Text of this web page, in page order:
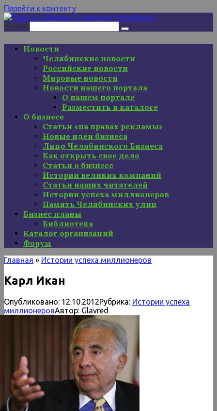
Перейти к контенту
Поиск:
Новости
Челябинские новости
Российские новости
Мировые новости
Новости нашего портала
О нашем портале
Разместить в каталоге
О бизнесе
Статьи «на правах рекламы»
Новые идеи бизнеса
Лицо Челябинского Бизнеса
Как открыть свое дело
Статьи о бизнесе
Истории великих компаний
Статьи наших читателей
Истории успеха миллионеров
Память Челябинских улиц
Бизнес планы
Библиотека
Каталог организаций
Форум
Главная » Истории успеха миллионеров
Карл Икан
Опубликовано: 12.10.2012Рубрика: Истории успеха
миллионеровАвтор: Glavred